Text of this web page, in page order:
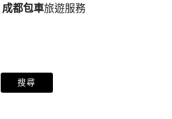
成都包車旅遊服務